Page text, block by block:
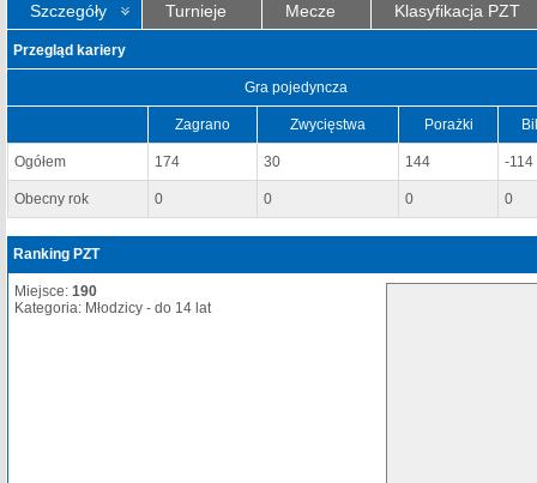
Szczegóły Turnieje Mecze Klasyfikacja PZT
Przegląd kariery
Gra pojedyncza
Zagrano Zwycięstwa Porażki
Ogółem 174 30 144 -114
Obecny rok 0 0 0 0
Ranking PZT
Miejsce: 190
Kategoria: Młodzicy - do 14 lat